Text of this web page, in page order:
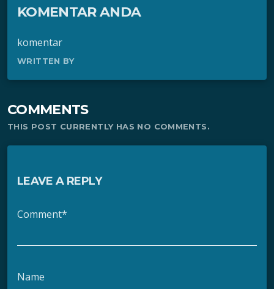
KOMENTAR ANDA
komentar
WRITTEN BY
COMMENTS
THIS POST CURRENTLY HAS NO COMMENTS.
LEAVE A REPLY
Comment*
Name